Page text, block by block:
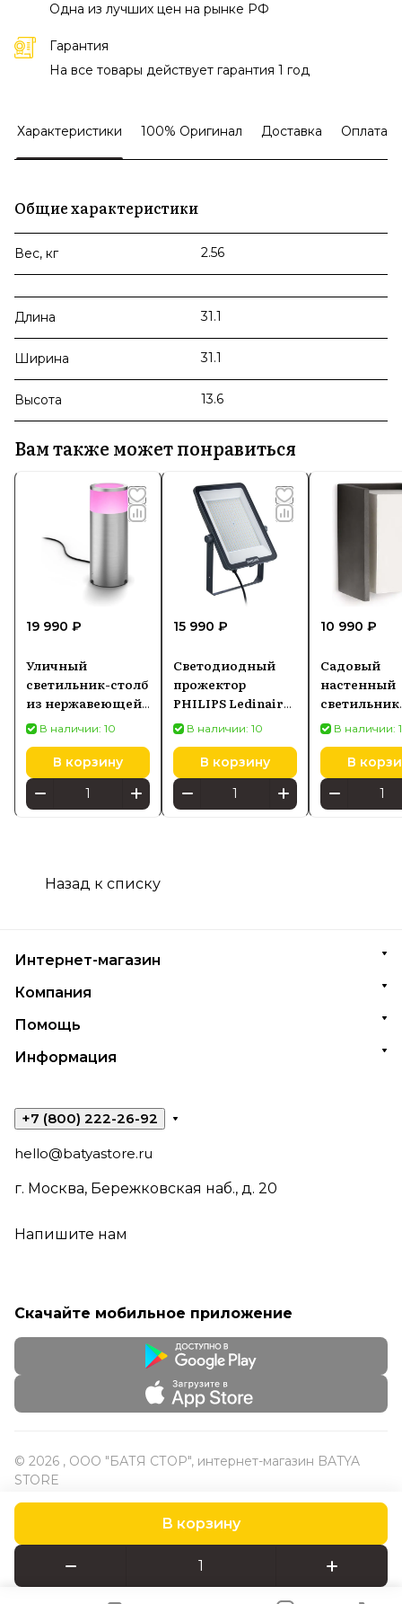
В корзину
Одна из лучших цен на рынке РФ
Гарантия
На все товары действует гарантия 1 год
Характеристики 100% Оригинал Доставка Оплата
Общие характеристики
Вес, кг 2.56
Длина 31.1
Ширина 31.1
Высота 13.6
Вам также может понравиться
19 990 ₽
Уличный
светильник-столб
из нержавеющей
стали PHILIPS Hue
White and Color
Ambiance Calla
929003098601
В наличии: 10
В корзину
15 990 ₽
Светодиодный
прожектор
PHILIPS Ledinaire
"All-in-One" 150 Вт
911401877386
В наличии: 10
В корзину
10 990 ₽
Садовый
настенный
светильник
PHILIPS
Bridge,
В наличии:
В
Назад к списку
Интернет-магазин
Компания
Помощь
Информация
+7 (800) 222-26-92
hello@batyastore.ru
г. Москва, Бережковская наб., д. 20
Напишите нам
Скачайте мобильное приложение
© 2026 , ООО "БАТЯ СТОР", интернет-магазин BATYA
STORE
Конфиденциальность Оферта